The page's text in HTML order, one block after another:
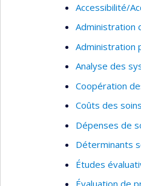
trouvent et les
place pour
travaux s’inscrivent
Accessibilité/
Administration
Administration
Analyse des
Coopération
Coûts des soins
Dépenses de
Déterminants
Études
Évaluation de